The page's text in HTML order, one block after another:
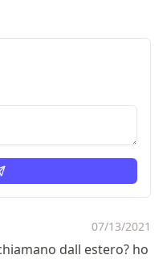
07/13/2021
dall estero? ho